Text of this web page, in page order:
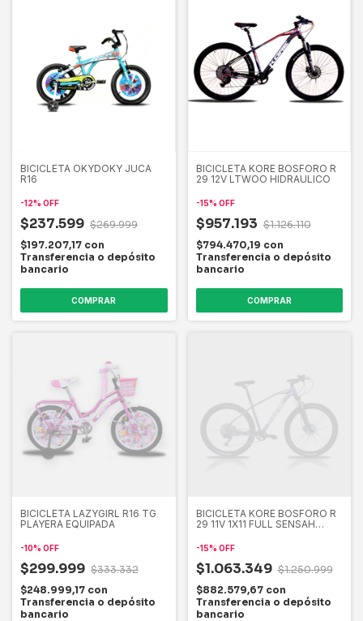
BICICLETA OKYDOKY JUCA
R16
-12% OFF
$237.599 $269.999
$197.207,17 con
Transferencia o depósito
bancario
COMPRAR
BICICLETA KORE BOSFORO R
29 12V LTWOO HIDRAULICO
-15% OFF
$957.193 $1.126.110
$794.470,19 con
Transferencia o depósito
bancario
COMPRAR
BICICLETA LAZYGIRL R16 TG
PLAYERA EQUIPADA
-10% OFF
$299.999 $333.332
$248.999,17 con
Transferencia o depósito
bancario
BICICLETA KORE BOSFORO R
29 11V 1X11 FULL SENSAH
-15% OFF
$1.063.349 $1.250.999
$882.579,67 con
Transferencia o depósito
bancario